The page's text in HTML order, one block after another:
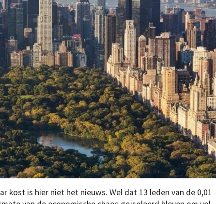
kost is hier niet het nieuws. Wel dat 13 leden van de 0,01